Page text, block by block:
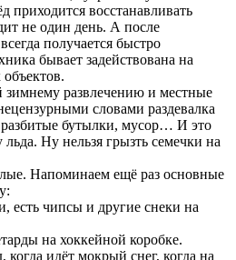
приходится восстанавливать
не один день. А после
получается быстро
бывает задействована на
зимнему развлечению и местные
словами раздевалка
разбитые бутылки, мусор… И это
льда. Ну нельзя грызть семечки на
Напоминаем ещё раз основные
есть чипсы и другие снеки на
на хоккейной коробке.
идёт мокрый снег, когда на